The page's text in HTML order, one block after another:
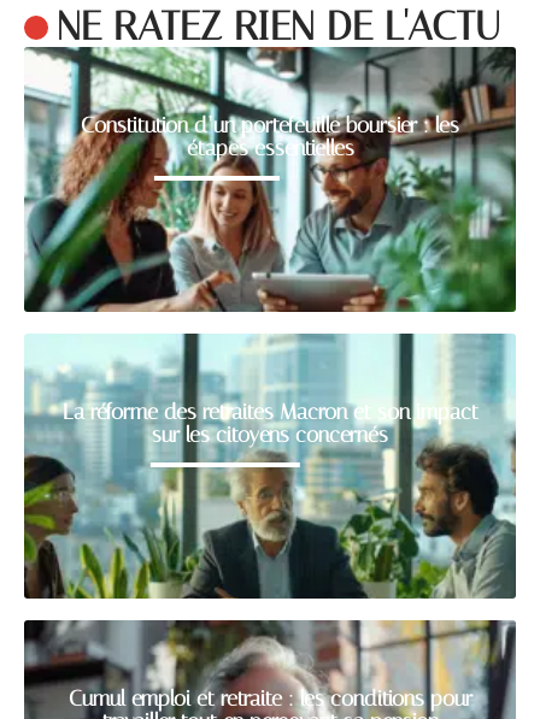
NE RATEZ RIEN DE L'ACTU
Constitution d’un portefeuille boursier : les
étapes essentielles
La réforme des retraites Macron et son impact
sur les citoyens concernés
Cumul emploi et retraite : les conditions pour